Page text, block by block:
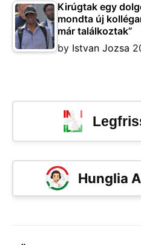
Kirúgtak egy
mondta új
már találkoztak”
by Istvan Jozsa
Hunglia